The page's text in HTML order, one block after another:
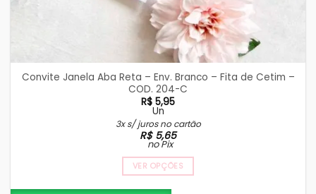
Convite Janela Aba Reta – Env. Branco – Fita de Cetim –
COD. 204-C
R$ 5,95
Un
3x s/ juros no cartão
R$5,65
no Pix
VER OPÇÕES